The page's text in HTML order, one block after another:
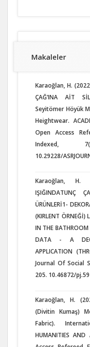
Makaleler
Karaoğlan, H.
ÇAĞ’INA AİT
Seyitömer Höyük
Heightwear.
Open Access
Indexed,
10.29228/
Karaoğlan, H.
IŞIĞINDATUNÇ
ÜRÜNLERİ1-
(KIRLENT ÖRNEĞİ)
IN THE BATHROOM
DATA - A
APPLICATION
Journal Of Social
205. 10.46872/pj.59
Karaoğlan, H.
(Divitin Kumaş)
Fabric).
HUMANITIES AND